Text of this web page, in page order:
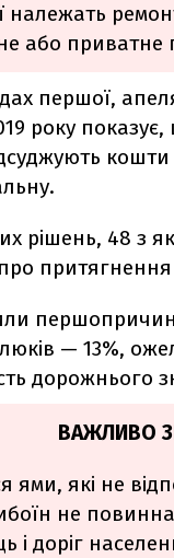
належать
або приватне
першої,
року
рішень, 48 з
— 13%,
дорожнього
ВАЖЛИВО
ями, які не
не
і доріг